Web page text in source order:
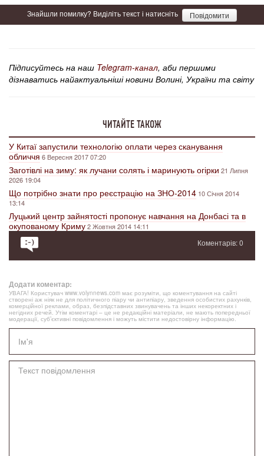
Знайшли помилку? Виділіть текст і натисніть Повідомити
Підписуйтесь на наш Telegram-канал, аби першими
дізнаватись найактуальніші новини Волині, України та світу
ЧИТАЙТЕ ТАКОЖ
У Китаї запустили технологію оплати через сканування
обличчя6 Вересня 2017 07:20
Заготівлі на зиму: як лучани солять і маринують огірки 21 Липня
2026 19:04
Що потрібно знати про реєстрацію на ЗНО-2014 10 Січня 2014
13:14
Луцький центр зайнятості пропонує навчання на Донбасі та в
окупованому Криму2 Жовтня 2014 14:11
Коментарів: 0
Додати коментар:
УВАГА! Користувач www.volynnews.com має розуміти, що коментування на сайті
створені аж ніяк не для політичного піару чи антипіару, зведення особистих рахунків,
комерційної реклами, образ, безпідставних звинувачень та інших некоректних і
негідних речей. Утім коментарі – це не редакційні матеріали, не мають попередньої
модерації, суб’єктивні повідомлення і можуть містити недостовірну інформацію.